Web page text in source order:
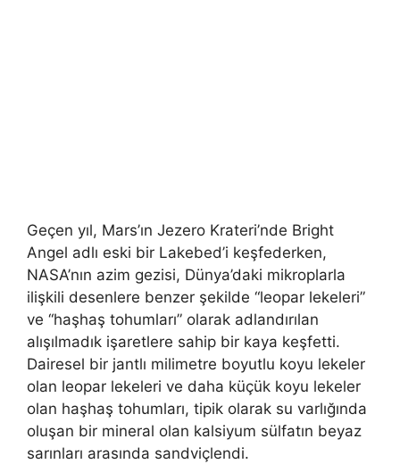
Geçen yıl, Mars’ın Jezero Krateri’nde Bright
Angel adlı eski bir Lakebed’i keşfederken,
NASA’nın azim gezisi, Dünya’daki mikroplarla
ilişkili desenlere benzer şekilde “leopar lekeleri”
ve “haşhaş tohumları” olarak adlandırılan
alışılmadık işaretlere sahip bir kaya keşfetti.
Dairesel bir jantlı milimetre boyutlu koyu lekeler
olan leopar lekeleri ve daha küçük koyu lekeler
olan haşhaş tohumları, tipik olarak su varlığında
oluşan bir mineral olan kalsiyum sülfatın beyaz
sarınları arasında sandviçlendi.